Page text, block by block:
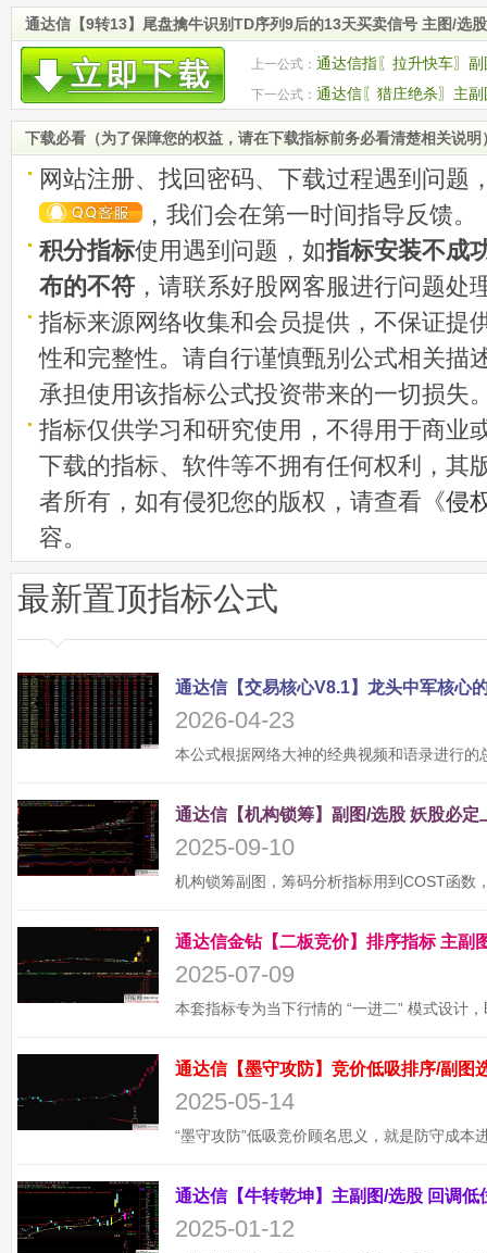
通达信【9转13】尾盘擒牛识别TD序列9后的13天买卖信号 主图/选
上一公式： 通达信指〖拉升快车〗
源码
下一公式： 通达信〖猎庄绝杀〗主
下载必看（为了保障您的权益，请在下载指标前务必看清楚相关说明
网站注册、找回密码、下载过程遇到问题
，我们会在第一时间指导反馈。
积分指标使用遇到问题，如指标安装不成
布的不符 ，请联系好股网客服进行问题处
指标来源网络收集和会员提供，不保证提
性和完整性。请自行谨慎甄别公式相关描
承担使用该指标公式投资带来的一切损失
指标仅供学习和研究使用，不得用于商业
下载的指标、软件等不拥有任何权利，其
者所有，如有侵犯您的版权，请查看《侵
容。
最新置顶指标公式
2026-04-23
2025-09-10
2025-07-09
2025-05-14
2025-01-12